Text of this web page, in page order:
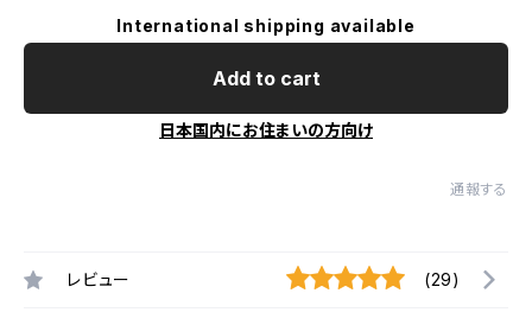
International shipping available
Add to cart
日本国内にお住まいの方向け
通報する
レビュー (29)